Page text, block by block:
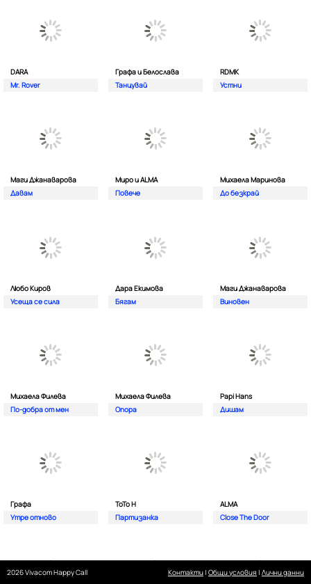
DARA
Mr. Rover
Графа и Белослава
Танцувай
RDMK
Устни
Маги Джанаварова
Давам
Миро и ALMA
Повече
Михаела Маринова
До безкрай
Любо Киров
Усеща се сила
Дара Екимова
Бягам
Маги Джанаварова
Виновен
Михаела Филева
По-добра от мен
Михаела Филева
Опора
Papi Hans
Дишам
Графа
Утре отново
ТоТо Н
Партизанка
ALMA
Close The Door
2026 Vivacom Happy Call Контакти| Общи условия | Лични данни